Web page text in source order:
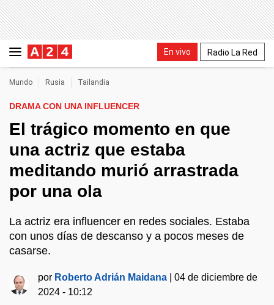
En vivo Radio La Red
Mundo Rusia Tailandia
DRAMA CON UNA INFLUENCER
El trágico momento en que
una actriz que estaba
meditando murió arrastrada
por una ola
La actriz era influencer en redes sociales. Estaba
con unos días de descanso y a pocos meses de
casarse.
por Roberto Adrián Maidana |04 de diciembre de
2024 - 10:12